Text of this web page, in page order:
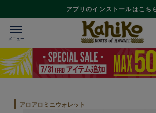
アプリのインストールはこち
アロアロミニウォレット